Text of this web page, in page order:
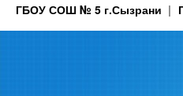
ГБОУ СОШ № 5 г.Сызрани